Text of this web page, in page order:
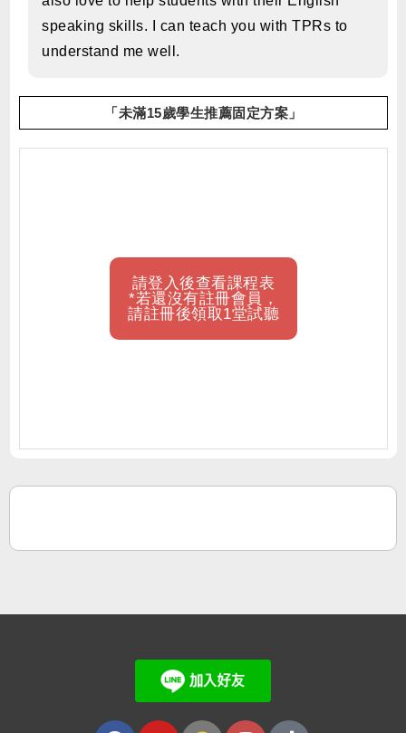
speaking skills. I can teach you with TPRs to
understand me well.
「未滿15歲學生推薦固定方案」
請登入後查看課程表
*若還沒有註冊會員，
請註冊後領取1堂試聽